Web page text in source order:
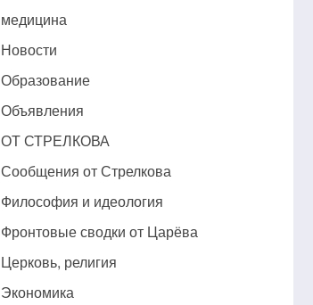
медицина
Новости
Образование
Объявления
ОТ СТРЕЛКОВА
Сообщения от Стрелкова
Философия и идеология
Фронтовые сводки от Царёва
Церковь, религия
Экономика